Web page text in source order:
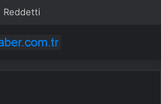
Reddetti